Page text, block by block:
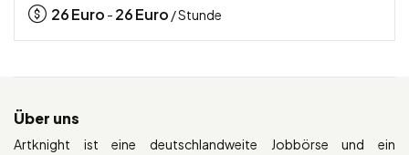
26Euro - 26Euro / Stunde
Über uns
Artknight ist eine deutschlandweite Jobbörse und ein